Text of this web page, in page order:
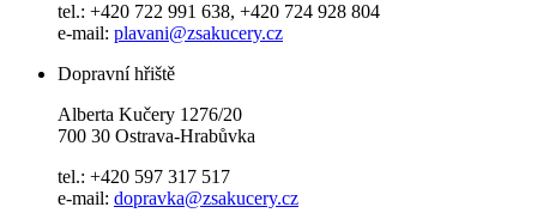
tel.: +420 722 991 638, +420 724 928 804
e-mail: plavani@zsakucery.cz
Dopravní hřiště
Alberta Kučery 1276/20
700 30 Ostrava-Hrabůvka
tel.: +420 597 317 517
e-mail: dopravka@zsakucery.cz